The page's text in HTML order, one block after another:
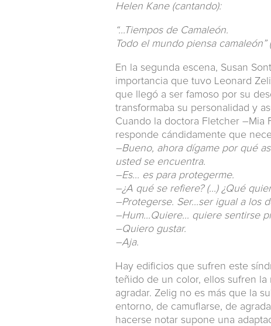
Helen Kane (cantando):
“...Tiempos de Camaleón.
Todo el mundo piensa camaleón”
En la segunda escena, Susan
importancia que tuvo Leonard
que llegó a ser famoso por su
transformaba su personalidad y
Cuando la doctora Fletcher –Mia
responde cándidamente que
–Bueno, ahora dígame por qué
usted se encuentra.
–Es... es para protegerme.
–¿A qué se refiere? (...) ¿Qué
–Protegerse. Ser...ser igual a los
–Hum...Quiere... quiere sentirse
–Quiero gustar.
–Aja.
Hay edificios que sufren este
teñido de un color, ellos sufren
agradar. Zelig no es más que la
entorno, de camuflarse, de
hacerse notar supone una